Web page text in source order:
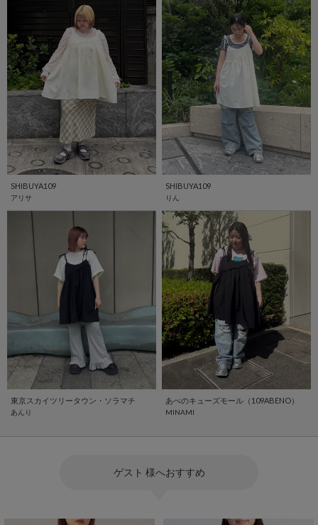
SHIBUYA109
アリサ
SHIBUYA109
りん
東京スカイツリータウン・ソラマチ
あんり
あべのキューズモール（109ABENO）
MINAMI
ゲスト 様へおすすめ